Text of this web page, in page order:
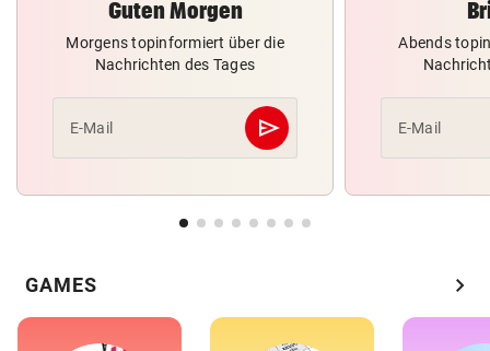
Guten Morgen
Morgens topinformiert über die
Nachrichten des Tages
E-Mail send
Abschicken
Abends
E-Mail
GAMES chevron_right